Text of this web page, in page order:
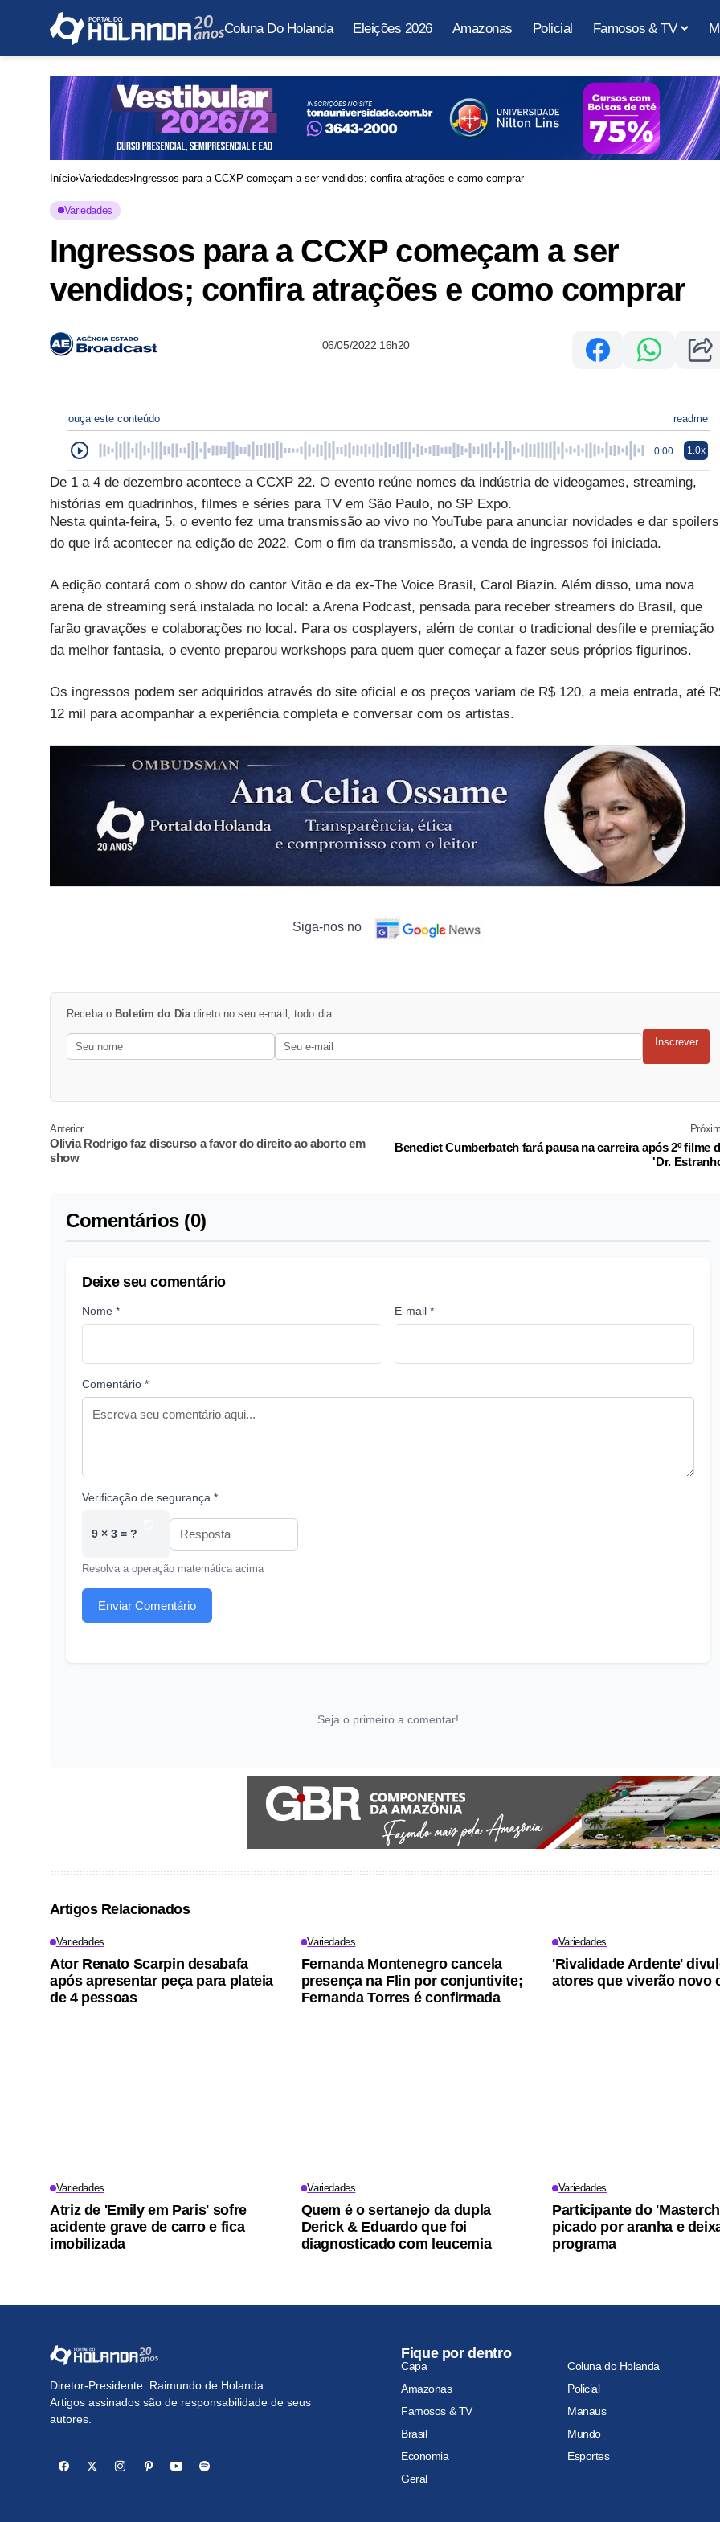
Coluna Do Holanda Eleições 2026 Amazonas Policial Famosos & TV
Início Variedades Ingressos para a CCXP começam a ser vendidos; confira atrações e como comprar
Variedades
Ingressos para a CCXP começam a ser
vendidos; confira atrações e como comprar
06/05/2022 16h20
ouça este conteúdo readme
0:00 1.0x
De 1 a 4 de dezembro acontece a CCXP 22. O evento reúne nomes da indústria de videogames, streaming,
histórias em quadrinhos, filmes e séries para TV em São Paulo, no SP Expo.
Nesta quinta-feira, 5, o evento fez uma transmissão ao vivo no YouTube para anunciar novidades e dar spoilers
do que irá acontecer na edição de 2022. Com o fim da transmissão, a venda de ingressos foi iniciada.
A edição contará com o show do cantor Vitão e da ex-The Voice Brasil, Carol Biazin. Além disso, uma nova
arena de streaming será instalada no local: a Arena Podcast, pensada para receber streamers do Brasil, que
farão gravações e colaborações no local. Para os cosplayers, além de contar o tradicional desfile e premiação
da melhor fantasia, o evento preparou workshops para quem quer começar a fazer seus próprios figurinos.
Os ingressos podem ser adquiridos através do site oficial e os preços variam de R$ 120, a meia entrada, até
12 mil para acompanhar a experiência completa e conversar com os artistas.
Siga-nos no
Receba o Boletim do Diadireto no seu e-mail, todo dia.
Inscrever
Anterior
Olivia Rodrigo faz discurso a favor do direito ao aborto em
show
Benedict Cumberbatch fará pausa na carreira após 2º filme
'Dr.
Comentários (0)
Deixe seu comentário
Nome * E-mail *
Comentário *
Verificação de segurança *
9 × 3 = ?
Resolva a operação matemática acima
Enviar Comentário
Seja o primeiro a comentar!
Artigos Relacionados
Variedades
Ator Renato Scarpin desabafa
após apresentar peça para plateia
de 4 pessoas
Variedades
Fernanda Montenegro cancela
presença na Flin por conjuntivite;
Fernanda Torres é confirmada
Variedades
'Rivalidade Ardente'
atores que viverão novo
Variedades
Atriz de 'Emily em Paris' sofre
acidente grave de carro e fica
imobilizada
Variedades
Quem é o sertanejo da dupla
Derick & Eduardo que foi
diagnosticado com leucemia
Variedades
Participante do
picado por aranha e
programa
Diretor-Presidente: Raimundo de Holanda
Artigos assinados são de responsabilidade de seus
autores.
Fique por dentro
Capa
Coluna do Holanda
Amazonas
Policial
Famosos & TV
Manaus
Brasil
Mundo
Economia
Esportes
Geral